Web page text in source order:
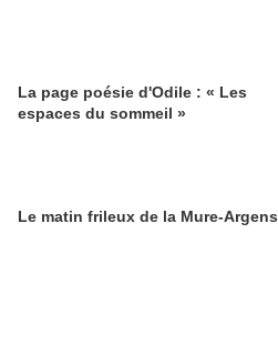
La page poésie d'Odile : « Les
espaces du sommeil »
Le matin frileux de la Mure-Argens